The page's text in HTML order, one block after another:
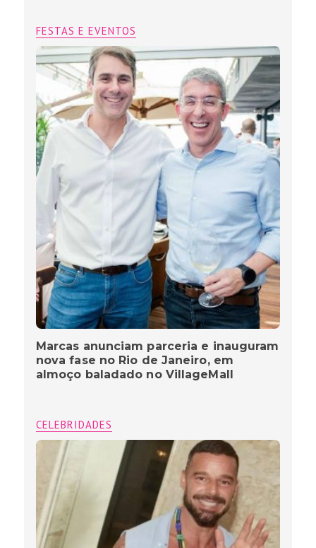
FESTAS E EVENTOS
Marcas anunciam parceria e inauguram
nova fase no Rio de Janeiro, em
almoço baladado no VillageMall
CELEBRIDADES